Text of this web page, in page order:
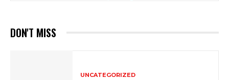
DON'T MISS
UNCATEGORIZED